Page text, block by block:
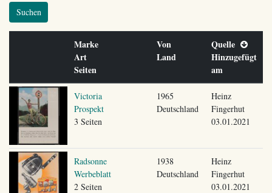
Suchen
Marke
Art
Seiten
Von
Land
Quelle
Hinzugefügt
am
Victoria
Prospekt
3 Seiten
1965
Deutschland
Heinz
Fingerhut
03.01.2021
Radsonne
Werbeblatt
2 Seiten
1938
Deutschland
Heinz
Fingerhut
03.01.2021